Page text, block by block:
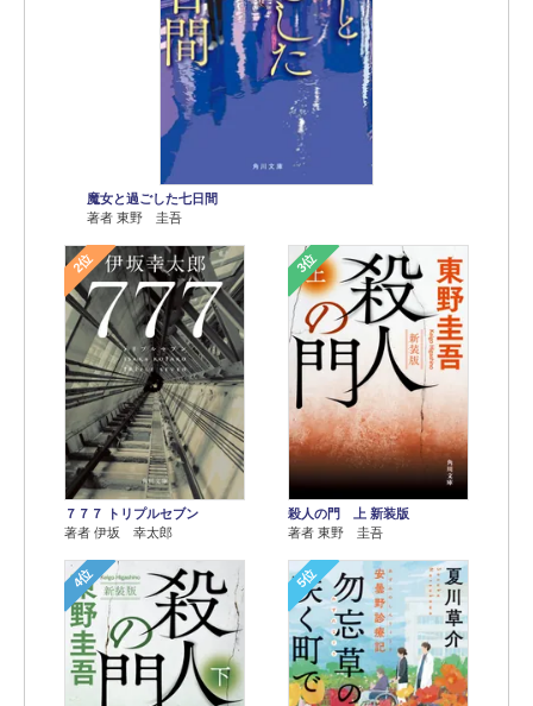
魔女と過ごした七日間
著者 東野 圭吾
2位
７７７ トリプルセブン
著者 伊坂 幸太郎
3位
殺人の門 上 新装版
著者 東野 圭吾
4位 5位